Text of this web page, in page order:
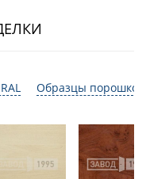
Образцы